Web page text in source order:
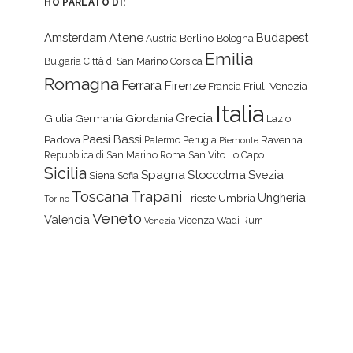
HO PARLATO DI:
Amsterdam Atene Austria Berlino Bologna Budapest
Bulgaria Città di San Marino Corsica Emilia
Romagna Ferrara Firenze Francia Friuli Venezia
Giulia Germania Giordania Grecia Italia Lazio
Padova Paesi Bassi Palermo Perugia Piemonte Ravenna
Repubblica di San Marino Roma San Vito Lo Capo
Sicilia Siena Sofia SpagnaStoccolma Svezia
Torino Toscana Trapani Trieste Umbria Ungheria
Valencia Veneto Venezia Vicenza Wadi Rum